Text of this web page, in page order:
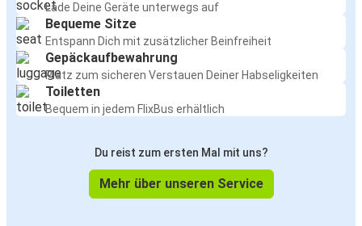
Lade Deine Geräte unterwegs auf
Bequeme Sitze
Entspann Dich mit zusätzlicher Beinfreiheit
Gepäckaufbewahrung
Platz zum sicheren Verstauen Deiner Habseligkeiten
Toiletten
Bequem in jedem FlixBus erhältlich
Du reist zum ersten Mal mit uns?
Mehr über unseren Service